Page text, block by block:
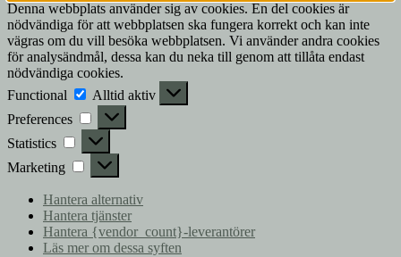
Denna webbplats använder sig av cookies. En del cookies är
nödvändiga för att webbplatsen ska fungera korrekt och kan inte
vägras om du vill besöka webbplatsen. Vi använder andra cookies
för analysändmål, dessa kan du neka till genom att tillåta endast
nödvändiga cookies.
Functional
Functional
Alltid aktiv
Preferences
Preferences
Statistics Statistics
Marketing Marketing
Hantera alternativ
Hantera tjänster
Hantera {vendor_count}-leverantörer
Läs mer om dessa syften